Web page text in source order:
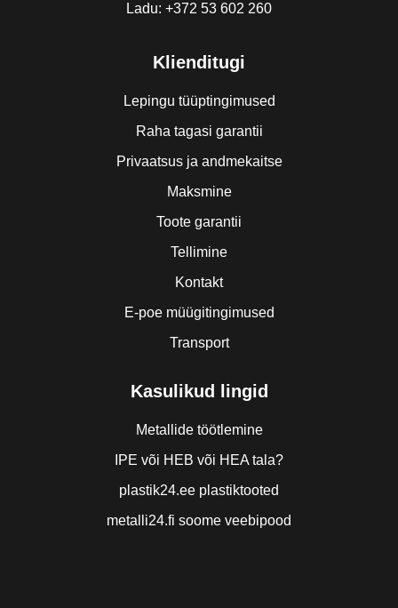
Ladu: +372 53 602 260
Klienditugi
Lepingu tüüptingimused
Raha tagasi garantii
Privaatsus ja andmekaitse
Maksmine
Toote garantii
Tellimine
Kontakt
E-poe müügitingimused
Transport
Kasulikud lingid
Metallide töötlemine
IPE või HEB või HEA tala?
plastik24.ee plastiktooted
metalli24.fi soome veebipood